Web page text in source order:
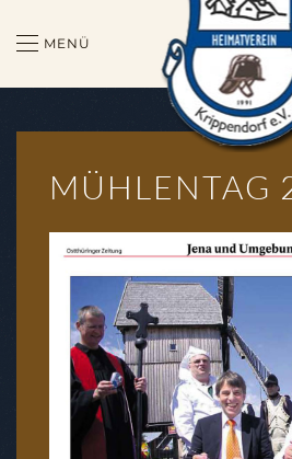
Zum Hauptinhalt
MENÜ
MÜHLENTAG